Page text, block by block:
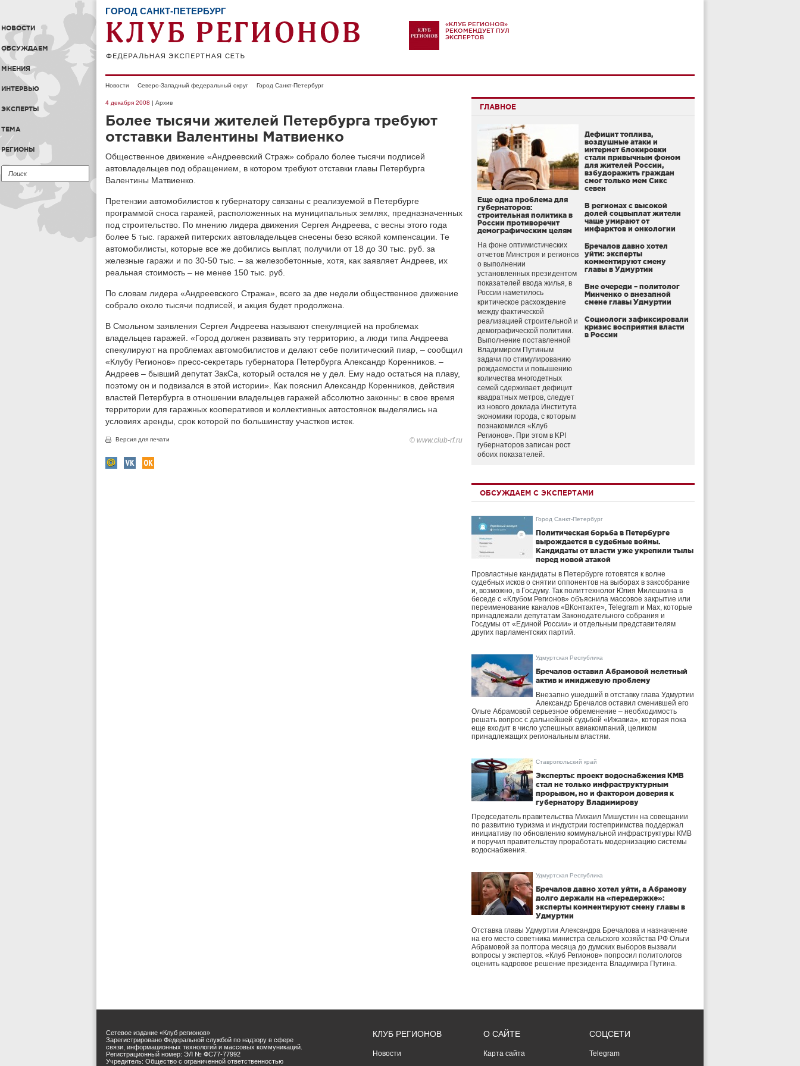
НОВОСТИ
ОБСУЖДАЕМ
МНЕНИЯ
ИНТЕРВЬЮ
ЭКСПЕРТЫ
ТЕМА
РЕГИОНЫ
ГОРОД САНКТ-ПЕТЕРБУРГ
«КЛУБ РЕГИОНОВ»
РЕКОМЕНДУЕТ ПУЛ
ЭКСПЕРТОВ
Новости Северо-Западный федеральный округ Город Санкт-Петербург
4 декабря 2008 | Архив
Более тысячи жителей Петербурга требуют
отставки Валентины Матвиенко
Общественное движение «Андреевский Страж» собрало более тысячи подписей
автовладельцев под обращением, в котором требуют отставки главы Петербурга
Валентины Матвиенко.
Претензии автомобилистов к губернатору связаны с реализуемой в Петербурге
программой сноса гаражей, расположенных на муниципальных землях, предназначенных
под строительство. По мнению лидера движения Сергея Андреева, с весны этого года
более 5 тыс. гаражей питерских автовладельцев снесены безо всякой компенсации. Те
автомобилисты, которые все же добились выплат, получили от 18 до 30 тыс. руб. за
железные гаражи и по 30-50 тыс. – за железобетонные, хотя, как заявляет Андреев, их
реальная стоимость – не менее 150 тыс. руб.
По словам лидера «Андреевского Стража», всего за две недели общественное движение
собрало около тысячи подписей, и акция будет продолжена.
В Смольном заявления Сергея Андреева называют спекуляцией на проблемах
владельцев гаражей. «Город должен развивать эту территорию, а люди типа Андреева
спекулируют на проблемах автомобилистов и делают себе политический пиар, – сообщил
«Клубу Регионов» пресс-секретарь губернатора Петербурга Александр Коренников. –
Андреев – бывший депутат ЗакСа, который остался не у дел. Ему надо остаться на плаву,
поэтому он и подвизался в этой истории». Как пояснил Александр Коренников, действия
властей Петербурга в отношении владельцев гаражей абсолютно законны: в свое время
территории для гаражных кооперативов и коллективных автостоянок выделялись на
условиях аренды, срок которой по большинству участков истек.
Версия для печати © www.club-rf.ru
ГЛАВНОЕ
Еще одна проблема для
губернаторов:
строительная политика в
России противоречит
демографическим целям
На фоне оптимистических
отчетов Минстроя и регионов
о выполнении
установленных президентом
показателей ввода жилья, в
России наметилось
критическое расхождение
между фактической
реализацией строительной и
демографической политики.
Выполнение поставленной
Владимиром Путиным
задачи по стимулированию
рождаемости и повышению
количества многодетных
семей сдерживает дефицит
квадратных метров, следует
из нового доклада Института
экономики города, с которым
познакомился «Клуб
Регионов». При этом в KPI
губернаторов записан рост
обоих показателей.
Дефицит топлива,
воздушные атаки и
интернет блокировки
стали привычным фоном
для жителей России,
взбудоражить граждан
смог только мем Сикс
севен
В регионах с высокой
долей соцвыплат жители
чаще умирают от
инфарктов и онкологии
Бречалов давно хотел
уйти: эксперты
комментируют смену
главы в Удмуртии
Вне очереди – политолог
Минченко о внезапной
смене главы Удмуртии
Социологи зафиксировали
кризис восприятия власти
в России
ОБСУЖДАЕМ С ЭКСПЕРТАМИ
Город Санкт-Петербург
Политическая борьба в Петербурге
вырождается в судебные войны.
Кандидаты от власти уже укрепили тылы
перед новой атакой
Провластные кандидаты в Петербурге готовятся к волне
судебных исков о снятии оппонентов на выборах в заксобрание
и, возможно, в Госдуму. Так политтехнолог Юлия Милешкина в
беседе с «Клубом Регионов» объяснила массовое закрытие или
переименование каналов «ВКонтакте», Telegram и Max, которые
принадлежали депутатам Законодательного собрания и
Госдумы от «Единой России» и отдельным представителям
других парламентских партий.
Удмуртская Республика
Бречалов оставил Абрамовой нелетный
актив и имиджевую проблему
Внезапно ушедший в отставку глава Удмуртии
Александр Бречалов оставил сменившей его
Ольге Абрамовой серьезное обременение – необходимость
решать вопрос с дальнейшей судьбой «Ижавиа», которая пока
еще входит в число успешных авиакомпаний, целиком
принадлежащих региональным властям.
Ставропольский край
Эксперты: проект водоснабжения КМВ
стал не только инфраструктурным
прорывом, но и фактором доверия к
губернатору Владимирову
Председатель правительства Михаил Мишустин на совещании
по развитию туризма и индустрии гостеприимства поддержал
инициативу по обновлению коммунальной инфраструктуры КМВ
и поручил правительству проработать модернизацию системы
водоснабжения.
Удмуртская Республика
Бречалов давно хотел уйти, а Абрамову
долго держали на «передержке»:
эксперты комментируют смену главы в
Удмуртии
Отставка главы Удмуртии Александра Бречалова и назначение
на его место советника министра сельского хозяйства РФ Ольги
Абрамовой за полтора месяца до думских выборов вызвали
вопросы у экспертов. «Клуб Регионов» попросил политологов
оценить кадровое решение президента Владимира Путина.
Сетевое издание «Клуб регионов»
Зарегистрировано Федеральной службой по надзору в сфере
связи, информационных технологий и массовых коммуникаций.
Регистрационный номер: ЭЛ № ФС77-77992
Учредитель: Общество с ограниченной ответственностью
КЛУБ РЕГИОНОВ
Новости
О САЙТЕ
Карта сайта
СОЦСЕТИ
Telegram